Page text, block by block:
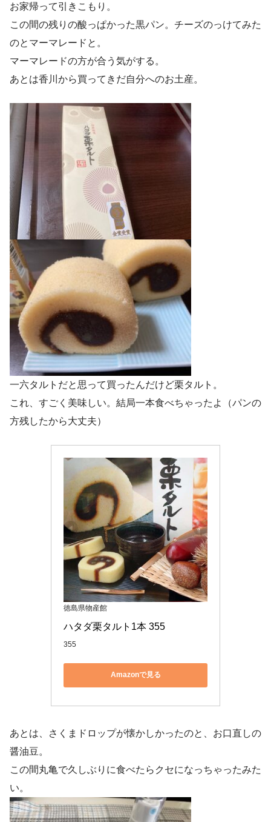
お家帰って引きこもり。
この間の残りの酸っぱかった黒パン。チーズのっけてみた
のとマーマレードと。
マーマレードの方が合う気がする。
あとは香川から買ってきだ自分へのお土産。
一六タルトだと思って買ったんだけど栗タルト。
これ、すごく美味しい。結局一本食べちゃったよ（パンの
方残したから大丈夫）
徳島県物産館
ハタダ栗タルト1本 355
355
Amazonで見る
あとは、さくまドロップが懐かしかったのと、お口直しの
醤油豆。
この間丸亀で久しぶりに食べたらクセになっちゃったみた
い。